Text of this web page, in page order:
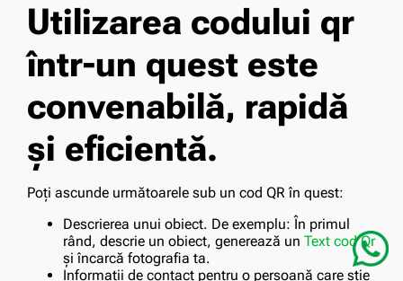
Utilizarea codului qr
într-un quest este
convenabilă, rapidă
și eficientă.
Poți ascunde următoarele sub un cod QR în quest:
Descrierea unui obiect. De exemplu: În primul
rând, descrie un obiect, generează un Text cod Qr
și încarcă fotografia ta.
Informații de contact pentru o persoană care știe